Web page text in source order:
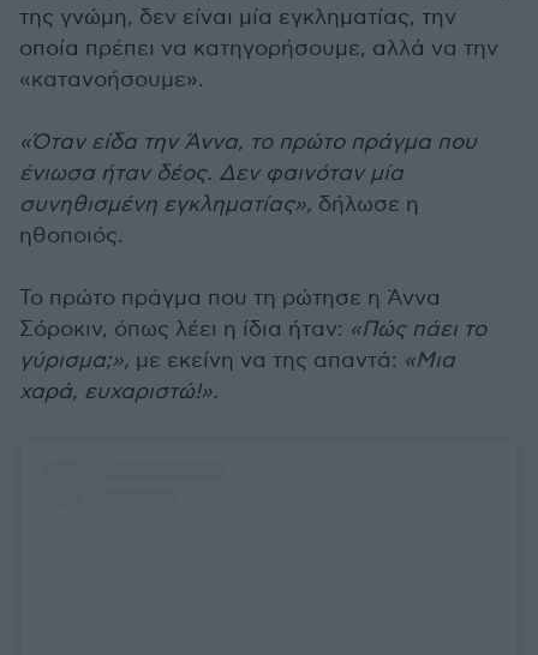
της γνώμη, δεν είναι μία εγκληματίας, την
οποία πρέπει να κατηγορήσουμε, αλλά να την
«κατανοήσουμε».
«Όταν είδα την Άννα, το πρώτο πράγμα που
ένιωσα ήταν δέος. Δεν φαινόταν μία
συνηθισμένη εγκληματίας», δήλωσε η
ηθοποιός.
Το πρώτο πράγμα που τη ρώτησε η Άννα
Σόροκιν, όπως λέει η ίδια ήταν: «Πώς πάει το
γύρισμα;», με εκείνη να της απαντά: «Μια
χαρά, ευχαριστώ!».